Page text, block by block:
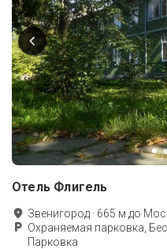
Отель Флигель
Звенигород · 665 м до
Охраняемая парковка,
Парковка